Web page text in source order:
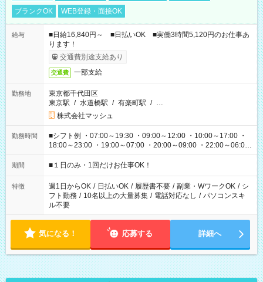
ブランクOK
WEB登録・面接OK
給与
■日給16,840円～ ■日払いOK ■実働3時間5,120円のお仕事あ
ります！
交通費別途支給あり
交通費 一部支給
勤務地
東京都千代田区
東京駅 / 水道橋駅 / 有楽町駅 / …
株式会社マッシュ
勤務時間
■シフト例 ・07:00～19:30 ・09:00～12:00 ・10:00～17:00 ・
18:00～23:00 ・19:00～07:00 ・20:00～09:00 ・22:00～06:00
etc ★最短で3時間で5,120円のお仕事から 15時間で2万円近く稼
げるお仕事も！ ご希望のお時間に合わせてご紹介！ ※シフトは
ください！
期間 ■１日のみ・1回だけお仕事OK！
特徴 週1日からOK / 日払いOK / 履歴書不要 / 副業・WワークOK / シ
フト勤務 / 10名以上の大量募集 / 電話対応なし / パソコンスキ
ル不要
気になる！ 応募する 詳細へ